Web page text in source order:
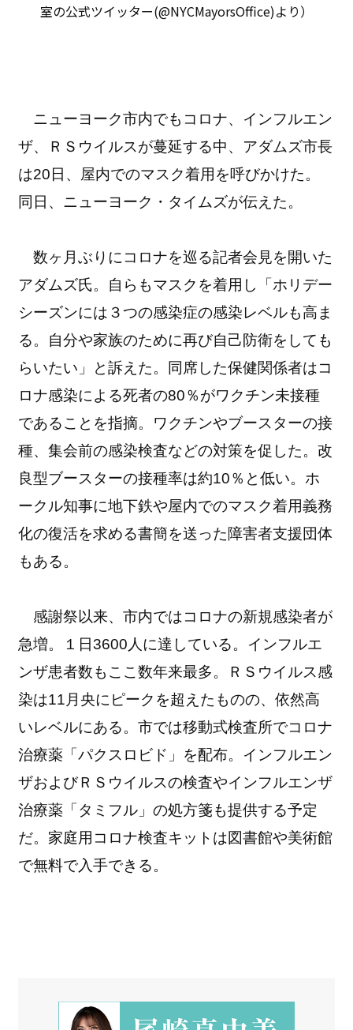
室の公式ツイッター(@NYCMayorsOffice)より）
ニューヨーク市内でもコロナ、インフルエン
ザ、ＲＳウイルスが蔓延する中、アダムズ市長
は20日、屋内でのマスク着用を呼びかけた。
同日、ニューヨーク・タイムズが伝えた。
数ヶ月ぶりにコロナを巡る記者会見を開いた
アダムズ氏。自らもマスクを着用し「ホリデー
シーズンには３つの感染症の感染レベルも高ま
る。自分や家族のために再び自己防衛をしても
らいたい」と訴えた。同席した保健関係者はコ
ロナ感染による死者の80％がワクチン未接種
であることを指摘。ワクチンやブースターの接
種、集会前の感染検査などの対策を促した。改
良型ブースターの接種率は約10％と低い。ホ
ークル知事に地下鉄や屋内でのマスク着用義務
化の復活を求める書簡を送った障害者支援団体
もある。
感謝祭以来、市内ではコロナの新規感染者が
急増。１日3600人に達している。インフルエ
ンザ患者数もここ数年来最多。ＲＳウイルス感
染は11月央にピークを超えたものの、依然高
いレベルにある。市では移動式検査所でコロナ
治療薬「パクスロビド」を配布。インフルエン
ザおよびＲＳウイルスの検査やインフルエンザ
治療薬「タミフル」の処方箋も提供する予定
だ。家庭用コロナ検査キットは図書館や美術館
で無料で入手できる。